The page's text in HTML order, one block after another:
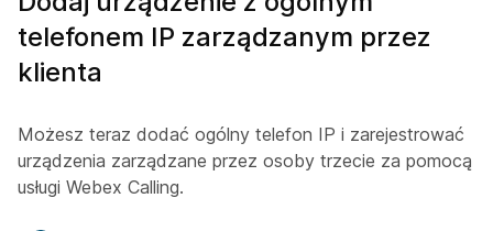
telefonem IP zarządzanym przez
klienta
Możesz teraz dodać ogólny telefon IP i zarejestrować
urządzenia zarządzane przez osoby trzecie za pomocą
usługi Webex Calling.